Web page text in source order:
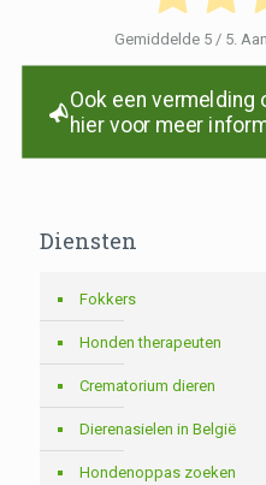
Gemiddelde 5 / 5.
Ook een
hier voor meer
Diensten
Fokkers
Honden therapeuten
Crematorium dieren
Dierenasielen in België
Hondenoppas zoeken